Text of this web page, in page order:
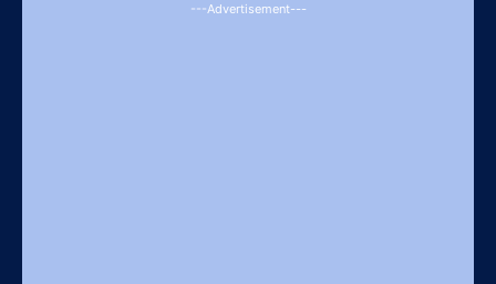
---Advertisement---